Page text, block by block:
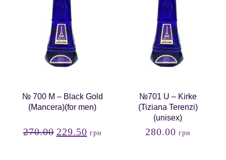
№ 700 М – Black Gold
(Mancera)(for men)
270.00 229.50 грн
№701 U – Kirke
(Tiziana Terenzi)
(unisex)
280.00 грн